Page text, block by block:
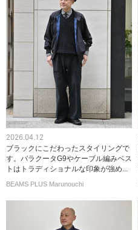
2026.04.12
ブラックにこだわったスタイリングで
す。バラクータG9やケーブル編みベス
トはトラディショナルな印象が強め...
BEAMS PLUS Marunouchi